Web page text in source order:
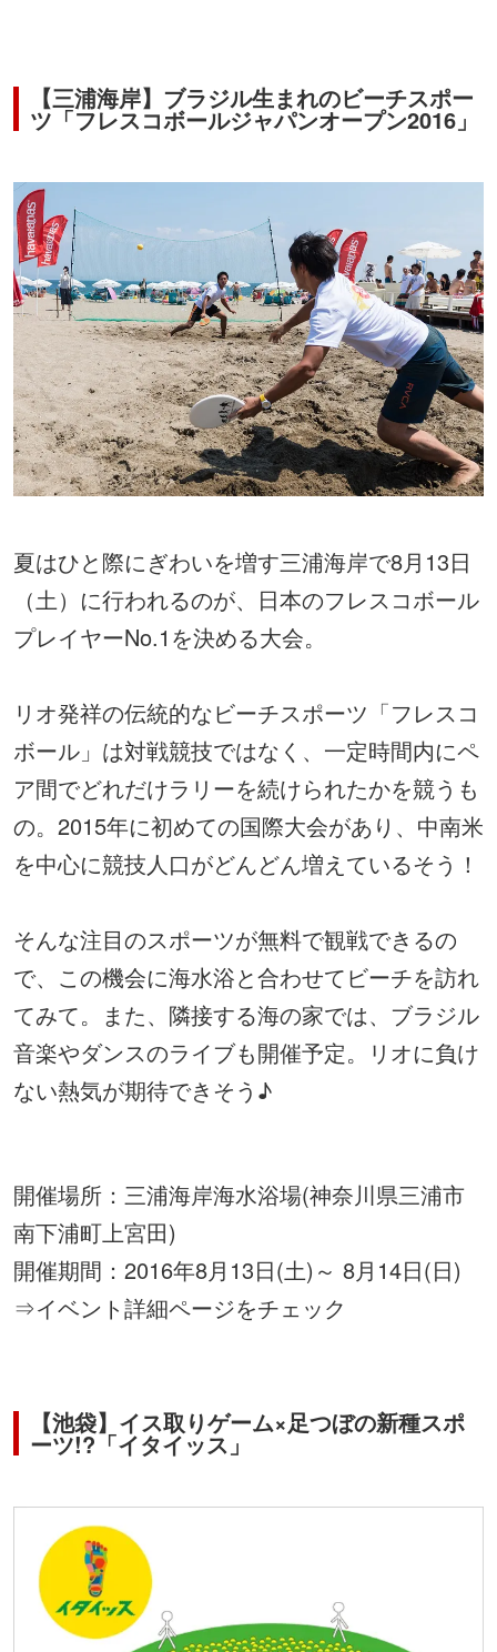
【三浦海岸】ブラジル生まれのビーチスポー
ツ「フレスコボールジャパンオープン2016」
夏はひと際にぎわいを増す三浦海岸で8月13日
（土）に行われるのが、日本のフレスコボール
プレイヤーNo.1を決める大会。
リオ発祥の伝統的なビーチスポーツ「フレスコ
ボール」は対戦競技ではなく、一定時間内にペ
ア間でどれだけラリーを続けられたかを競うも
の。2015年に初めての国際大会があり、中南米
を中心に競技人口がどんどん増えているそう！
そんな注目のスポーツが無料で観戦できるの
で、この機会に海水浴と合わせてビーチを訪れ
てみて。また、隣接する海の家では、ブラジル
音楽やダンスのライブも開催予定。リオに負け
ない熱気が期待できそう♪
開催場所：三浦海岸海水浴場(神奈川県三浦市
南下浦町上宮田)
開催期間：2016年8月13日(土)～ 8月14日(日)
⇒イベント詳細ページをチェック
【池袋】イス取りゲーム×足つぼの新種スポ
ーツ!?「イタイッス」